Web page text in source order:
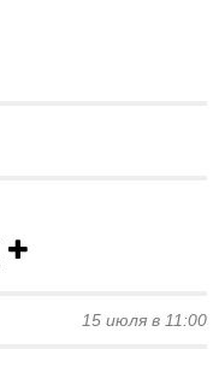
15 июля в 11:00